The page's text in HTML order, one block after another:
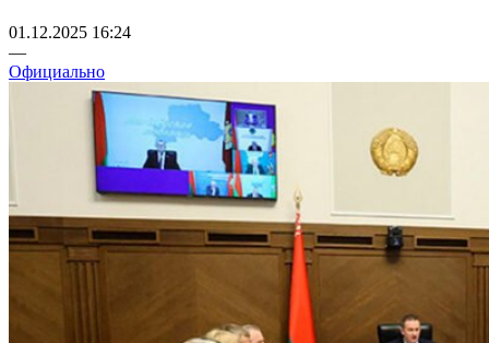
01.12.2025 16:24
—
Официально